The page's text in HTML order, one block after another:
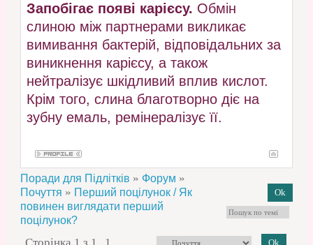
Запобігає появі карієсу. Обмін
слиною між партнерами викликає
вимивання бактерій, відповідальних за
виникнення карієсу, а також
нейтралізує шкідливий вплив кислот.
Крім того, слина благотворно діє на
зубну емаль, ремінералізує її.
Поради для Підлітків » Форум »
Почуття » Перший поцілунок / Як
повинен виглядати перший
поцілунок?